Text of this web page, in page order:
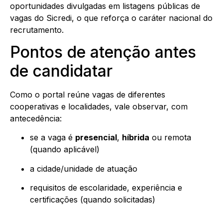
oportunidades divulgadas em listagens públicas de
vagas do Sicredi, o que reforça o caráter nacional do
recrutamento.
Pontos de atenção antes
de candidatar
Como o portal reúne vagas de diferentes
cooperativas e localidades, vale observar, com
antecedência:
se a vaga é presencial, híbrida ou remota
(quando aplicável)
a cidade/unidade de atuação
requisitos de escolaridade, experiência e
certificações (quando solicitadas)